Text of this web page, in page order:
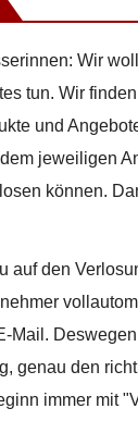
Wir
tun. Wir
und
jeweiligen
können.
auf den
Mail.
genau den
immer mit